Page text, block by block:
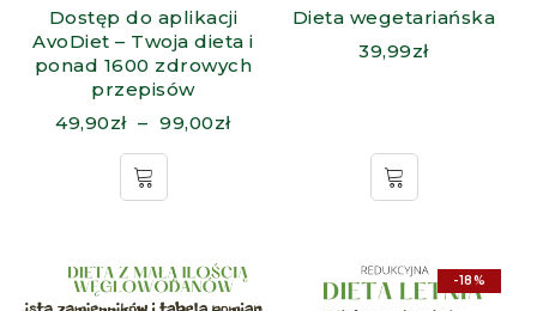
Dostęp do aplikacji
AvoDiet – Twoja dieta i
ponad 1600 zdrowych
przepisów
49,90zł – 99,00zł
Dieta wegetariańska
39,99zł
-18%